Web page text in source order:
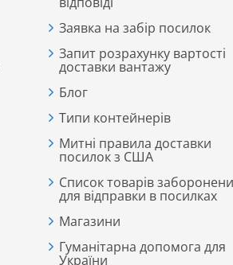
Заявка на забір посилок
Запит розрахунку вартості
доставки вантажу
Блог
Типи контейнерів
Митні правила доставки
посилок з США
Список товарів
для відправки в посилках
Магазини
Гуманітарна допомога для
України